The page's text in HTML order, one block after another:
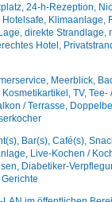
24-h-Rezeption,
Klimaanlage,
direkte Strandlage,
Hotel,
Meerblick,
TV, Tee-
/ Terrasse,
Bar(s), Café(s),
Live-Kochen /
Diabetiker-